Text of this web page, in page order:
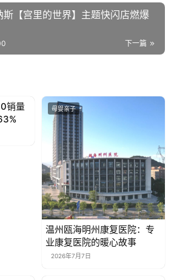
【宫里的世界】主题快闪店燃爆
下一篇
销量
母婴亲子
温州瓯海明州康复医院：专
业康复医院的暖心故事
2026年7月7日